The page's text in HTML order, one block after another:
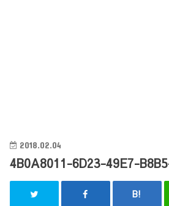
2018.02.04
4B0A8011-6D23-49E7-